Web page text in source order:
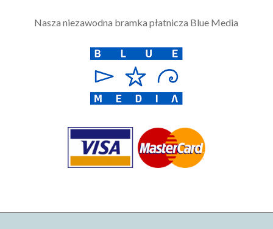
Nasza niezawodna bramka płatnicza Blue Media